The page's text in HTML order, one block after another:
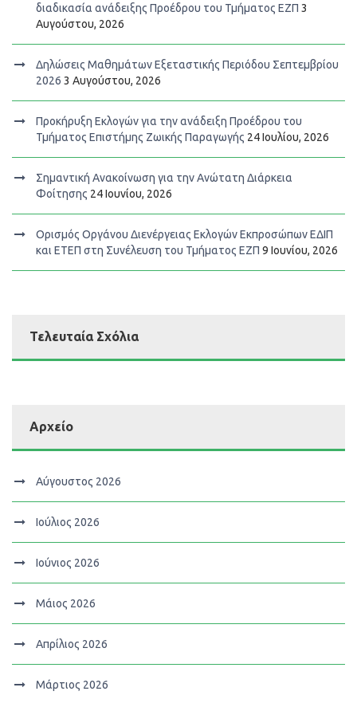
διαδικασία ανάδειξης Προέδρου του Τμήματος ΕΖΠ 3
Αυγούστου, 2026
Δηλώσεις Μαθημάτων Εξεταστικής Περιόδου Σεπτεμβρίου
2026 3 Αυγούστου, 2026
Προκήρυξη Εκλογών για την ανάδειξη Προέδρου του
Τμήματος Επιστήμης Ζωικής Παραγωγής 24 Ιουλίου, 2026
Σημαντική Ανακοίνωση για την Ανώτατη Διάρκεια
Φοίτησης 24 Ιουνίου, 2026
Ορισμός Οργάνου Διενέργειας Εκλογών Εκπροσώπων ΕΔΙΠ
και ΕΤΕΠ στη Συνέλευση του Τμήματος ΕΖΠ 9 Ιουνίου, 2026
Τελευταία Σχόλια
Αρχείο
Αύγουστος 2026
Ιούλιος 2026
Ιούνιος 2026
Μάιος 2026
Απρίλιος 2026
Μάρτιος 2026